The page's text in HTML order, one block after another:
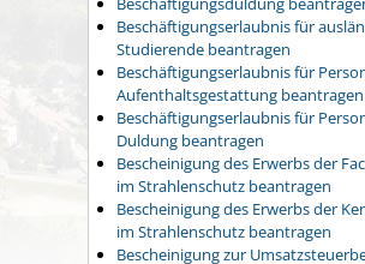
Beschäftigungserlaubnis für
Studierende beantragen
Beschäftigungserlaubnis für
Aufenthaltsgestattung beantragen
Beschäftigungserlaubnis für
Duldung beantragen
Bescheinigung des Erwerbs der
im Strahlenschutz beantragen
Bescheinigung des Erwerbs der
im Strahlenschutz beantragen
Bescheinigung zur